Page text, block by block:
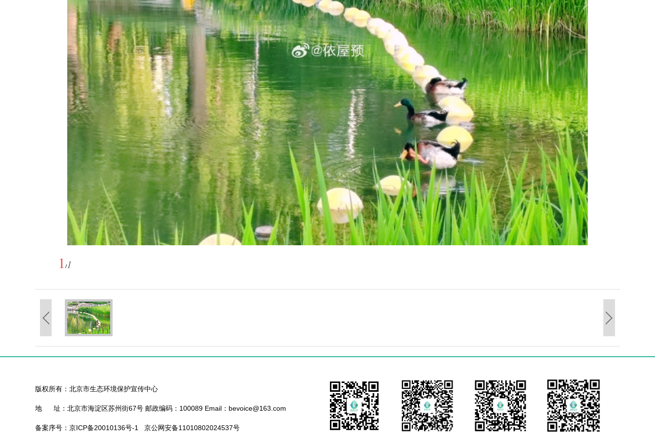
1 /1
版权所有：北京市生态环境保护宣传中心
地 址：北京市海淀区苏州街67号 邮政编码：100089 Email：bevoice@163.com
备案序号：京ICP备20010136号-1 京公网安备11010802024537号